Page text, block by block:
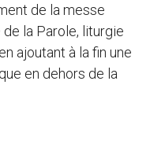
de la messe
la Parole, liturgie
ajoutant à la fin une
en dehors de la